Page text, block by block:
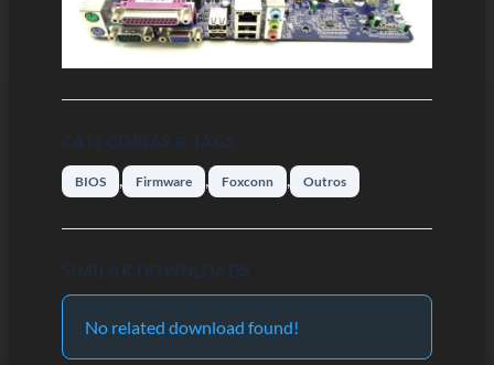
CATEGORIAS & TAGS
BIOS , Firmware , Foxconn , Outros
SIMILAR DOWNLOADS
No related download found!